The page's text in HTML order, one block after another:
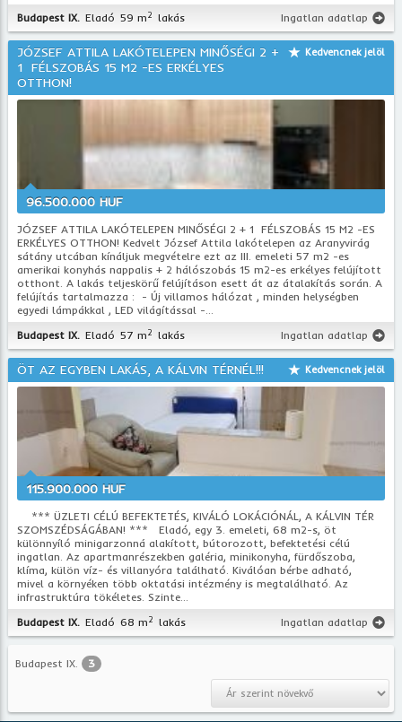
Budapest IX. Eladó 59 m2 lakás Ingatlan adatlap
Kedvencnek jelöl
JÓZSEF ATTILA LAKÓTELEPEN MINŐSÉGI 2 +
1 FÉLSZOBÁS 15 M2 -ES ERKÉLYES
OTTHON!
96.500.000 HUF
JÓZSEF ATTILA LAKÓTELEPEN MINŐSÉGI 2 + 1 FÉLSZOBÁS 15 M2 -ES
ERKÉLYES OTTHON! Kedvelt József Attila lakótelepen az Aranyvirág
sátány utcában kínáljuk megvételre ezt az III. emeleti 57 m2 -es
amerikai konyhás nappalis + 2 hálószobás 15 m2-es erkélyes felújított
otthont. A lakás teljeskörű felújításon esett át az átalakítás során. A
felújítás tartalmazza : - Új villamos hálózat , minden helységben
egyedi lámpákkal , LED világítással -...
Budapest IX. Eladó 57 m2 lakás Ingatlan adatlap
Kedvencnek jelöl
ÖT AZ EGYBEN LAKÁS, A KÁLVIN TÉRNÉL!!!
115.900.000 HUF
*** ÜZLETI CÉLÚ BEFEKTETÉS, KIVÁLÓ LOKÁCIÓNÁL, A KÁLVIN TÉR
SZOMSZÉDSÁGÁBAN! *** Eladó, egy 3. emeleti, 68 m2-s, öt
különnyíló minigarzonná alakított, bútorozott, befektetési célú
ingatlan. Az apartmanrészekben galéria, minikonyha, fürdőszoba,
klíma, külön víz- és villanyóra található. Kiválóan bérbe adható,
mivel a környéken több oktatási intézmény is megtalálható. Az
infrastruktúra tökéletes. Szinte...
Budapest IX. Eladó 68 m2 lakás Ingatlan adatlap
Budapest IX. 3